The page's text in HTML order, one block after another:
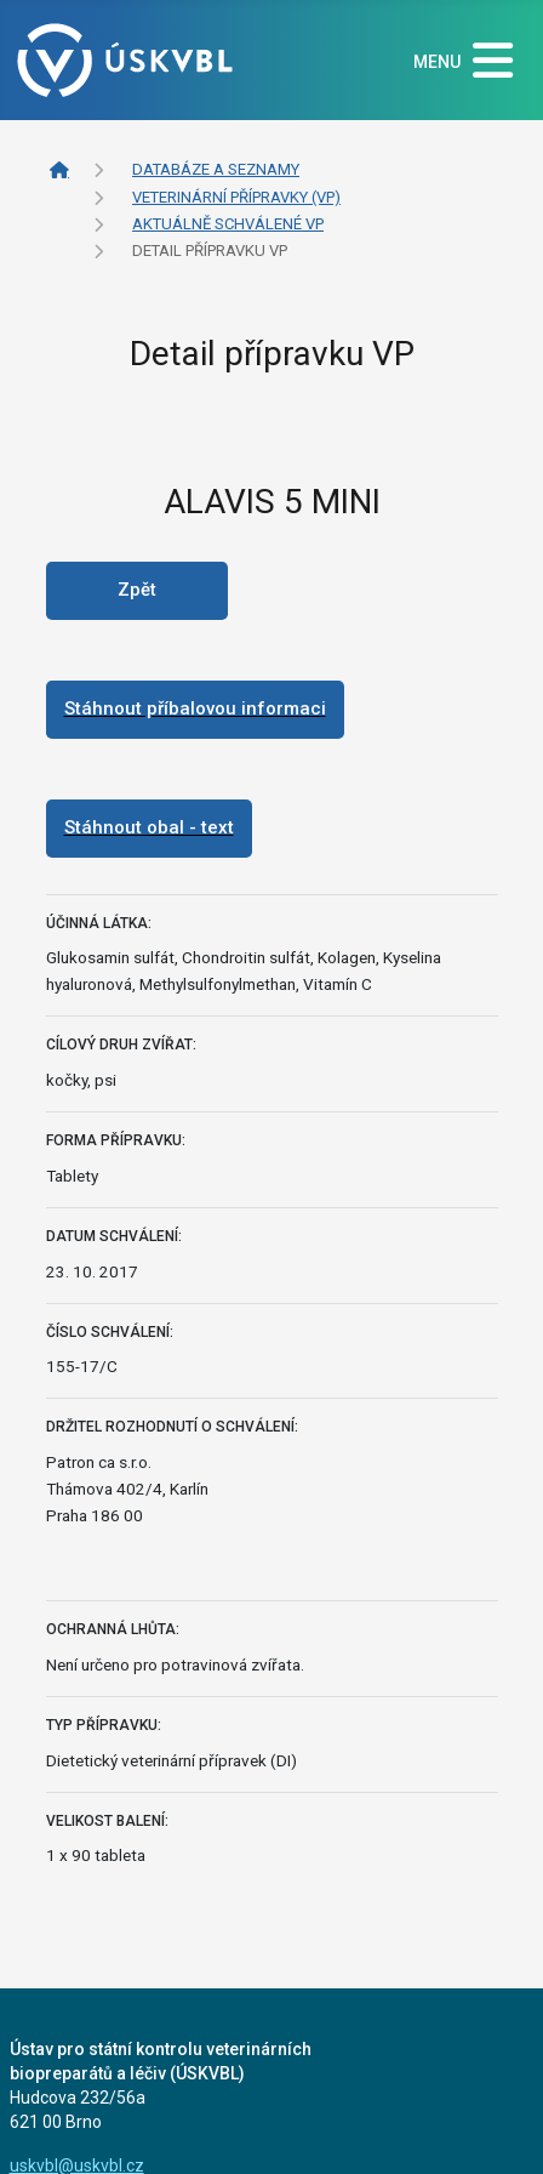
MENU
DATABÁZE A SEZNAMY
VETERINÁRNÍ PŘÍPRAVKY (VP)
AKTUÁLNĚ SCHVÁLENÉ VP
DETAIL PŘÍPRAVKU VP
Detail přípravku VP
ALAVIS 5 MINI
Zpět
Stáhnout příbalovou informaci
Stáhnout obal - text
ÚČINNÁ LÁTKA:
Glukosamin sulfát, Chondroitin sulfát, Kolagen, Kyselina
hyaluronová, Methylsulfonylmethan, Vitamín C
CÍLOVÝ DRUH ZVÍŘAT:
kočky, psi
FORMA PŘÍPRAVKU:
Tablety
DATUM SCHVÁLENÍ:
23. 10. 2017
ČÍSLO SCHVÁLENÍ:
155-17/C
DRŽITEL ROZHODNUTÍ O SCHVÁLENÍ:
Patron ca s.r.o.
Thámova 402/4, Karlín
Praha 186 00
OCHRANNÁ LHŮTA:
Není určeno pro potravinová zvířata.
TYP PŘÍPRAVKU:
Dietetický veterinární přípravek (DI)
VELIKOST BALENÍ:
1 x 90 tableta
Ústav pro státní kontrolu veterinárních
biopreparátů a léčiv (ÚSKVBL)
Hudcova 232/56a
621 00 Brno
uskvbl@uskvbl.cz